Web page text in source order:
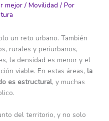
mejor / Movilidad / Por
un reto urbano. También
rurales y periurbanos,
la densidad es menor y el
viable. En estas áreas, la
es estructural, y muchas
del territorio, y no solo